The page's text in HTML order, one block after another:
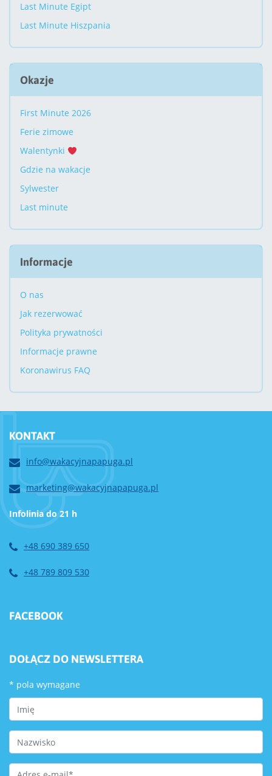
Last Minute Egipt
Last Minute Hiszpania
Okazje
First Minute 2026
Ferie zimowe
Walentynki
Gdzie na wakacje
Sylwester
Last minute
Informacje
O nas
Jak rezerwować
Polityka prywatności
Informacje prawne
Koronawirus FAQ
KONTAKT
info@wakacyjnapapuga.pl
marketing@wakacyjnapapuga.pl
Infolinia do 21 h
+48 690 389 650
+48 789 809 530
FACEBOOK
DOŁĄCZ DO NEWSLETTERA
* pola wymagane
First Name
Last Name
Email Address*